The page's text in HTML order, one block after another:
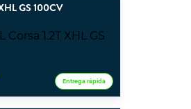
GS 100CV
Entrega rápida